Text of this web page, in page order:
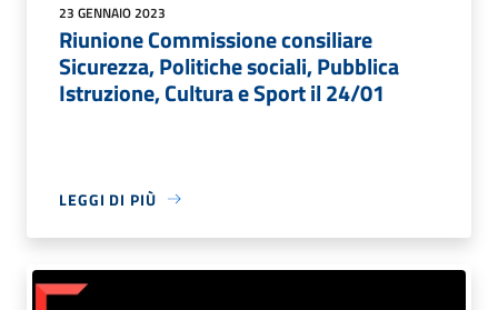
23 GENNAIO 2023
Riunione Commissione consiliare
Sicurezza, Politiche sociali, Pubblica
Istruzione, Cultura e Sport il 24/01
LEGGI DI PIÙ